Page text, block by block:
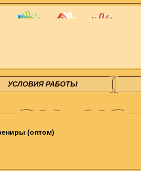
УСЛОВИЯ РАБОТЫ
(оптом)